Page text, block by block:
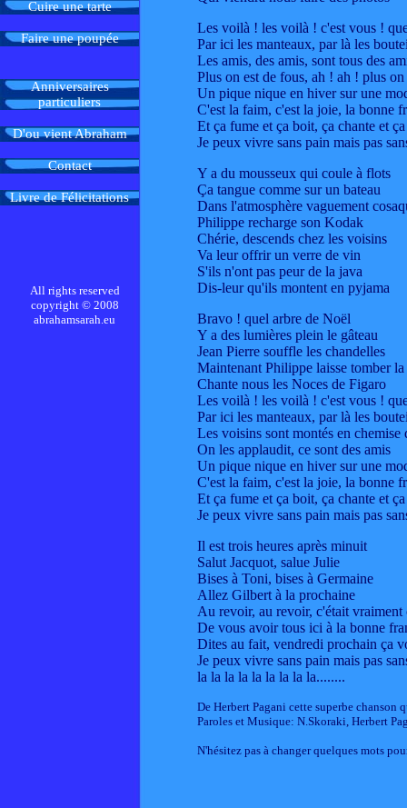
Cuire une tarte
Faire une poupée
Anniversaires
particuliers
D'ou vient Abraham
Contact
Livre de Félicitations
All rights reserved
copyright © 2008
abrahamsarah.eu
Les voilà ! les voilà ! c'est vous !
Par ici les manteaux, par là les
Les amis, des amis, sont tous des
Plus on est de fous, ah ! ah ! plus
Un pique nique en hiver sur une
C'est la faim, c'est la joie, la bonne
Et ça fume et ça boit, ça chante et
Je peux vivre sans pain mais pas
Y a du mousseux qui coule à flots
Ça tangue comme sur un bateau
Dans l'atmosphère vaguement
Philippe recharge son Kodak
Chérie, descends chez les voisins
Va leur offrir un verre de vin
S'ils n'ont pas peur de la java
Dis-leur qu'ils montent en pyjama
Bravo ! quel arbre de Noël
Y a des lumières plein le gâteau
Jean Pierre souffle les chandelles
Maintenant Philippe laisse tomber la
Chante nous les Noces de Figaro
Les voilà ! les voilà ! c'est vous !
Par ici les manteaux, par là les
Les voisins sont montés en chemise
On les applaudit, ce sont des amis
Un pique nique en hiver sur une
C'est la faim, c'est la joie, la bonne
Et ça fume et ça boit, ça chante et
Je peux vivre sans pain mais pas
Il est trois heures après minuit
Salut Jacquot, salue Julie
Bises à Toni, bises à Germaine
Allez Gilbert à la prochaine
Au revoir, au revoir, c'était vraiment
De vous avoir tous ici à la bonne
Dites au fait, vendredi prochain ça
Je peux vivre sans pain mais pas
la la la la la la la la la........
De Herbert Pagani cette superbe chanson
Paroles et Musique: N.Skoraki, Herbert
N'hésitez pas à changer quelques mots